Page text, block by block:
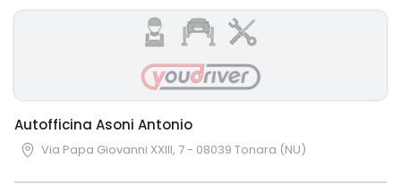
Autofficina Asoni Antonio
Via Papa Giovanni XXIII, 7 - 08039 Tonara (NU)